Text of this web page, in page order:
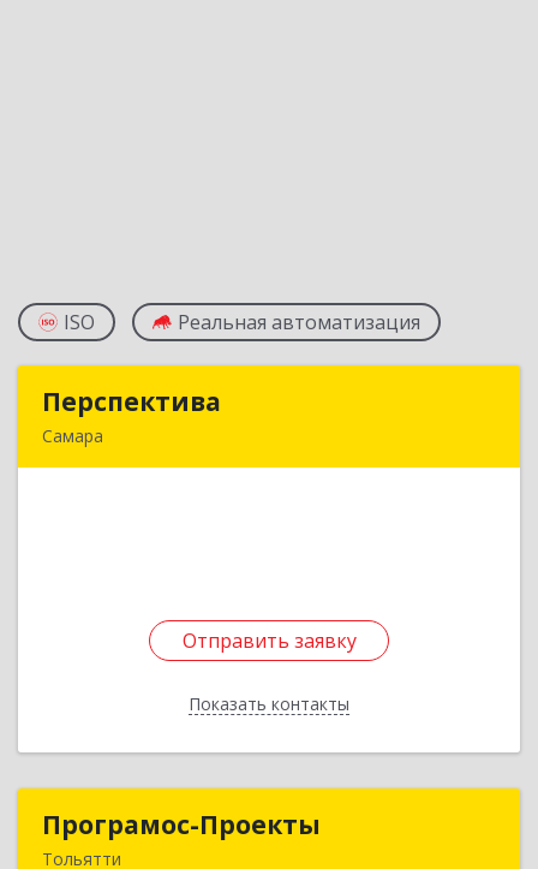
ISO Реальная автоматизация
Перспектива
Самара
Отправить заявку
Показать контакты
Отправить заявку
Назад
Програмос-Проекты
Тольятти
Програмос-Проекты